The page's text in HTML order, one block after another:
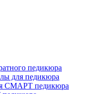
педикюра
для педикюра
СМАРТ педикюра